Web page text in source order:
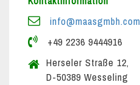
info@maasgmbh.com
+49 2236 9444916
Herseler Straße 12,
D-50389 Wesseling